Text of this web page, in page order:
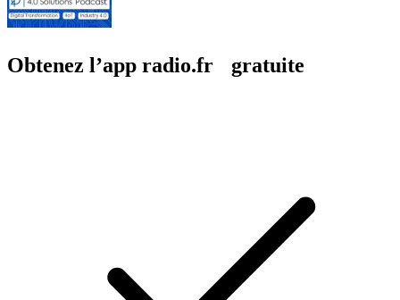
Obtenez l’app radio.fr gratuite